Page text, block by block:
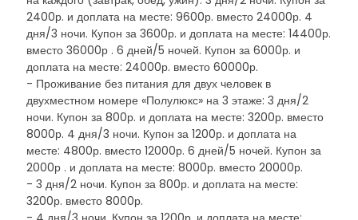
2400р. и доплата на месте: 9600р. вместо 24000р. 4
дня/3 ночи. Купон за 3600р. и доплата на месте: 14400р.
вместо 36000р . 6 дней/5 ночей. Купон за 6000р. и
доплата на месте: 24000р. вместо 60000р.
- Проживание без питания для двух человек в
двухместном номере «Полулюкс» на 3 этаже: 3 дня/2
ночи. Купон за 800р. и доплата на месте: 3200р. вместо
8000р. 4 дня/3 ночи. Купон за 1200р. и доплата на
месте: 4800р. вместо 12000р. 6 дней/5 ночей. Купон за
2000р . и доплата на месте: 8000р. вместо 20000р.
- 3 дня/2 ночи. Купон за 800р. и доплата на месте:
3200р. вместо 8000р.